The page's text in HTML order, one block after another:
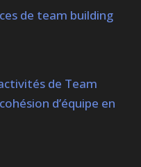
de team building
de Team
d’équipe en